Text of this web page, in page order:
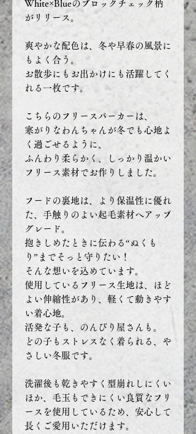
White×Blueのブロックチェック柄
がリリース。
爽やかな配色は、冬や早春の風景に
もよく合う。
お散歩にもお出かけにも活躍してく
れる一枚です。
こちらのフリースパーカーは、
寒がりなわんちゃんが冬でも心地よ
く過ごせるように、
ふんわり柔らかく、しっかり温かい
フリース素材でお作りしました。
フードの裏地は、より保温性に優れ
た、手触りのよい起毛素材へアップ
グレード。
抱きしめたときに伝わる“ぬくも
り”までそっと守りたい！
そんな想いを込めています。
使用しているフリース生地は、ほど
よい伸縮性があり、軽くて動きやす
い着心地。
活発な子も、のんびり屋さんも。
どの子もストレスなく着られる、や
さしい冬服です。
洗濯後も乾きやすく型崩れしにくい
ほか、毛玉もできにくい良質なフリ
ースを使用しているため、安心して
長くご愛用いただけます。